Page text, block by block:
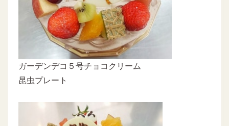
ガーデンデコ５号チョコクリーム
昆虫プレート